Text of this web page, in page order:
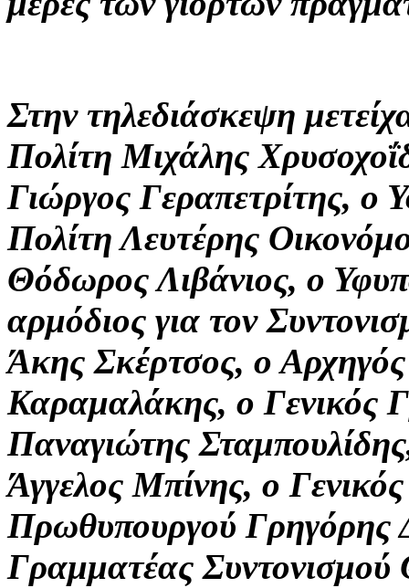
Στην τηλεδιάσκεψη
Πολίτη Μιχάλης
Γιώργος Γεραπετρίτης, ο
Πολίτη Λευτέρης
Θόδωρος Λιβάνιος, ο
αρμόδιος για τον
Άκης Σκέρτσος, ο
Καραμαλάκης, ο Γενικός
Παναγιώτης
Άγγελος Μπίνης, ο
Πρωθυπουργού Γρηγόρης
Γραμματέας